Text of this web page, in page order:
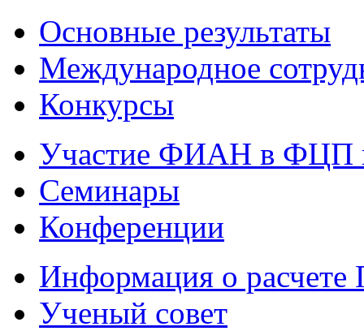
Основные результаты
Международное
Конкурсы
Участие ФИАН в ФЦП
Семинары
Конференции
Информация о
Ученый совет